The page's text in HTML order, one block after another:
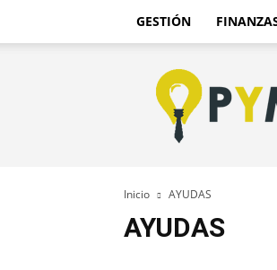
GESTIÓN
Pyme.es
–
Portal
PYME
de
Inicio AYUDAS
AYUDAS